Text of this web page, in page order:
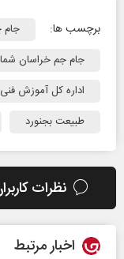
برچسب ها:
جام
جام جم خراسان
اداره کل آموزش
طبیعت بجنورد
نظرات
اخبار مرتبط